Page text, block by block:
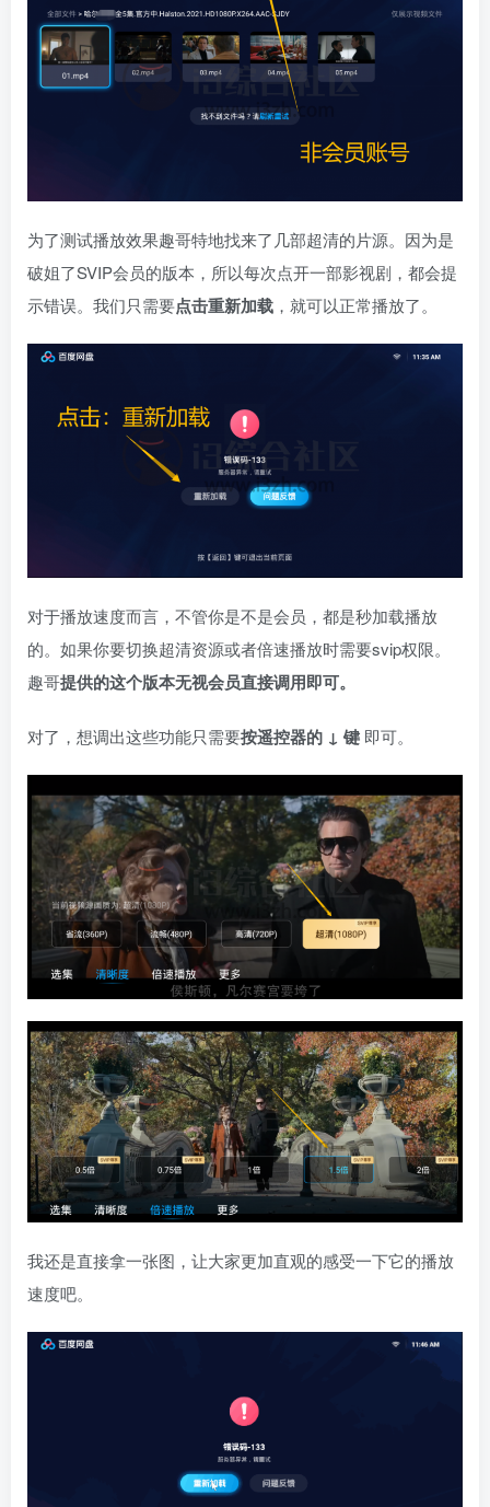
为了测试播放效果趣哥特地找来了几部超清的片源。因为是
破姐了SVIP会员的版本，所以每次点开一部影视剧，都会提
示错误。我们只需要点击重新加载 ，就可以正常播放了。
对于播放速度而言，不管你是不是会员，都是秒加载播放
的。如果你要切换超清资源或者倍速播放时需要svip权限。
趣哥提供的这个版本无视会员直接调用即可。
对了，想调出这些功能只需要按遥控器的 ↓ 键 即可。
我还是直接拿一张图，让大家更加直观的感受一下它的播放
速度吧。